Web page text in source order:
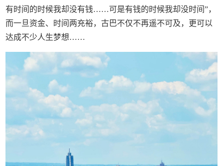
有时间的时候我却没有钱……可是有钱的时候我却没时间”，
而一旦资金、时间两充裕，古巴不仅不再遥不可及，更可以
达成不少人生梦想……